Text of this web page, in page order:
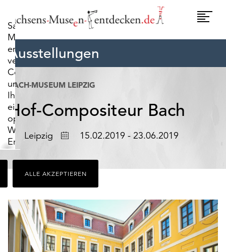
Sachsens-
Museen-
entdecken.de
verwendet
Cookies,
um
Ihnen
ein
optimales
Webseiten-
Erlebnis
zu
bieten.
Dazu
zählen
Cookies,
die
für
den
Betrieb
ALLE AKZEPTIEREN
Ausstellungen
BACH-MUSEUM LEIPZIG
Hof-Compositeur Bach
Ort Leipzig Datum15.02.2019 - 23.06.2019